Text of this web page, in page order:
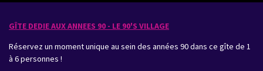
GÎTE DEDIE AUX ANNEES 90 - LE 90'S VILLAGE
Réservez un moment unique au sein des années 90 dans ce gîte de 1
à 6 personnes !